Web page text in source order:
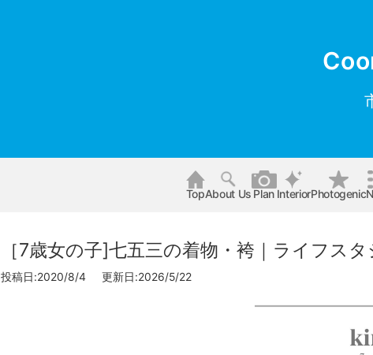
TopAbout Us Plan InteriorPhotogenic
［7歳女の子]七五三の着物・袴｜ライフス
投稿日:2020/8/4 更新日:2026/5/22